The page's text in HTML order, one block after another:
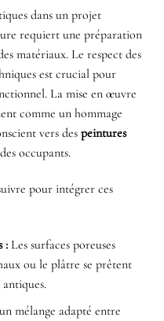
dans un projet
requiert une préparation
matériaux. Le respect des
est crucial pour
La mise en œuvre
comme un hommage
vers des peintures
occupants.
pour intégrer ces
:Les surfaces poreuses
ou le plâtre se prêtent
mélange adapté entre